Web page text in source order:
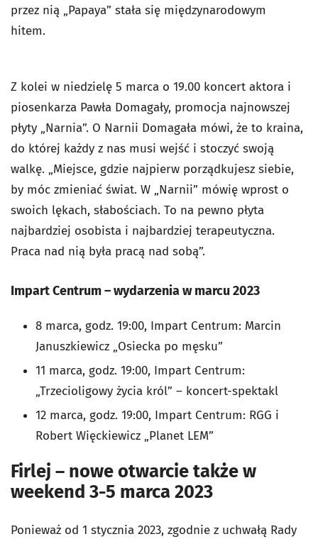
przez nią „Papaya” stała się międzynarodowym
hitem.
Z kolei w niedzielę 5 marca o 19.00 koncert aktora i
piosenkarza Pawła Domagały, promocja najnowszej
płyty „Narnia”. O Narnii Domagała mówi, że to kraina,
do której każdy z nas musi wejść i stoczyć swoją
walkę. „Miejsce, gdzie najpierw porządkujesz siebie,
by móc zmieniać świat. W „Narnii” mówię wprost o
swoich lękach, słabościach. To na pewno płyta
najbardziej osobista i najbardziej terapeutyczna.
Praca nad nią była pracą nad sobą”.
Impart Centrum – wydarzenia w marcu 2023
8 marca, godz. 19:00, Impart Centrum: Marcin
Januszkiewicz „Osiecka po męsku”
11 marca, godz. 19:00, Impart Centrum:
„Trzecioligowy życia król” – koncert-spektakl
12 marca, godz. 19:00, Impart Centrum: RGG i
Robert Więckiewicz „Planet LEM”
Firlej – nowe otwarcie także w
weekend 3-5 marca 2023
Ponieważ od 1 stycznia 2023, zgodnie z uchwałą Rady